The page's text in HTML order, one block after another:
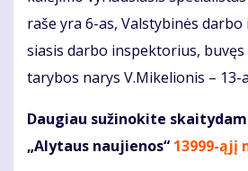
ra­še yra 6-as, Vals­ty­bi­nės
sia­sis dar­bo ins­pek­to­rius,
tarybos narys V.Mi­ke­lio­nis – 13-
Daugiau sužinokite
„Alytaus naujienos“ 13999-ąjį